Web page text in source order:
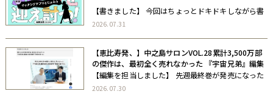
【書きました】 今回はちょっとドキドキしながら書
きました。 さとゆみ
2026.07.31
【恵比寿発、】中之島サロンVOL.28累計3,500万部
の傑作は、最初全く売れなかった 『宇宙兄弟』編集
者 佐渡島庸平「物語の届け方」
【編集を担当しました】 先週最終巻が発売になった
『宇宙兄弟』。担当編集者の佐渡島さんに、知られ
2026.07.30